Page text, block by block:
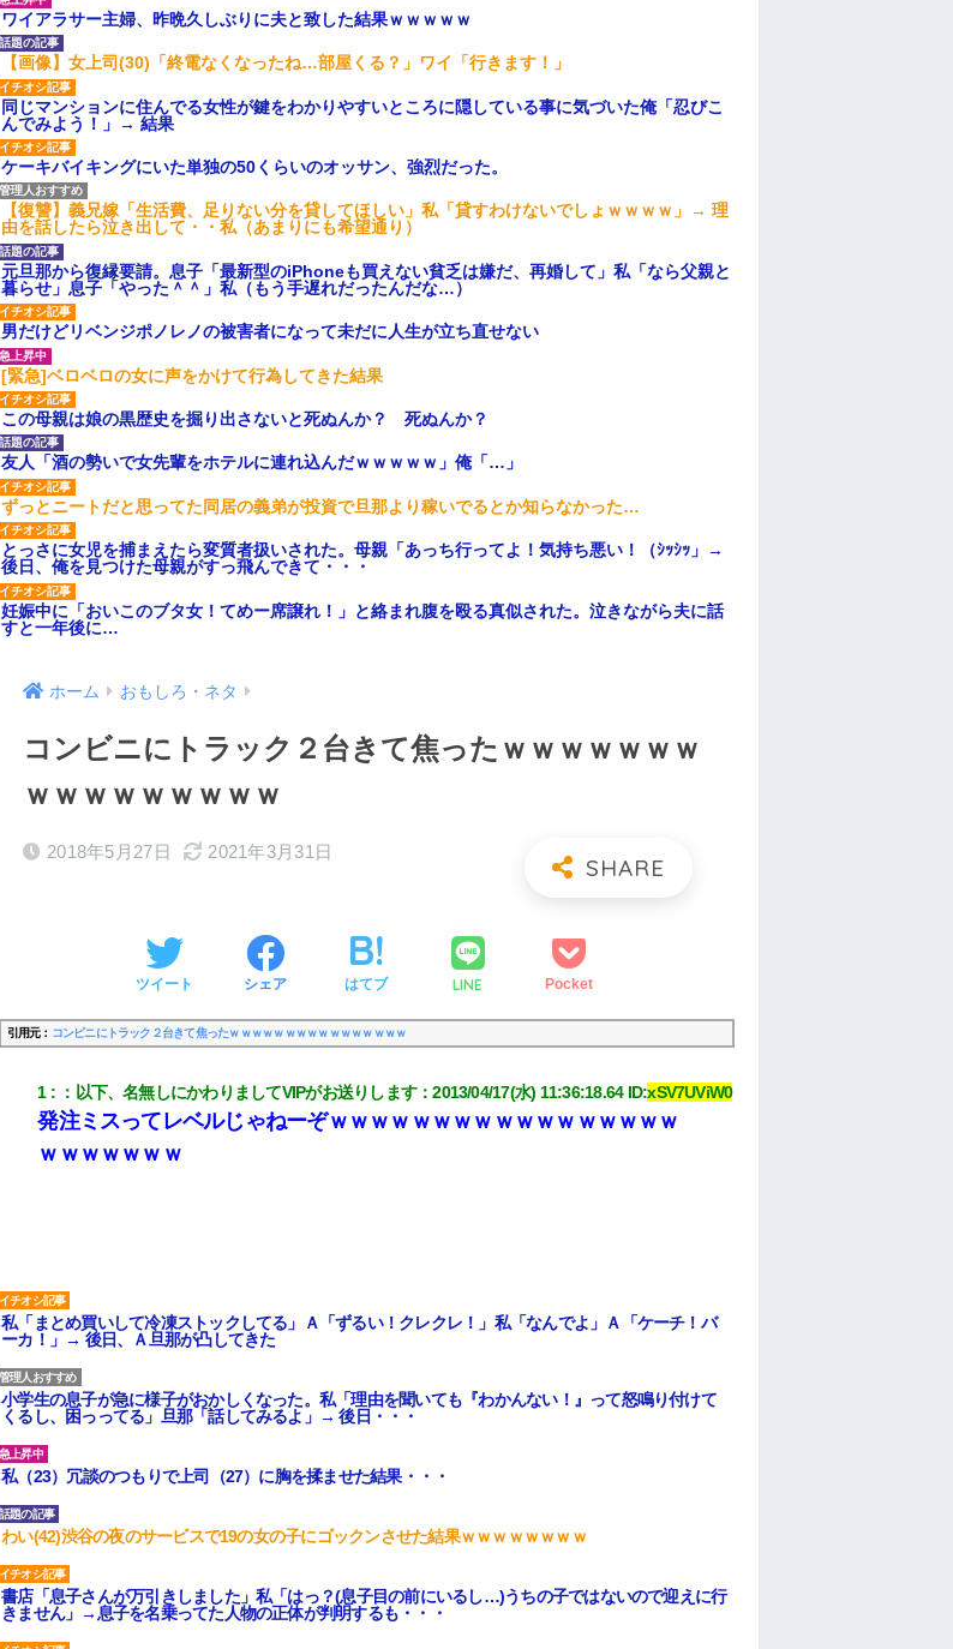
ワイアラサー主婦、昨晩久しぶりに夫と致した結果ｗｗｗｗｗ
【画像】女上司(30)「終電なくなったね…部屋くる？」ワイ「行きます！」
同じマンションに住んでる女性が鍵をわかりやすいところに隠している事に気づいた俺「忍びこ
んでみよう！」→ 結果
ケーキバイキングにいた単独の50くらいのオッサン、強烈だった。
【復讐】義兄嫁「生活費、足りない分を貸してほしい」私「貸すわけないでしょｗｗｗｗ」→ 理
由を話したら泣き出して・・私（あまりにも希望通り）
元旦那から復縁要請。息子「最新型のiPhoneも買えない貧乏は嫌だ、再婚して」私「なら父親と
暮らせ」息子「やった＾＾」私（もう手遅れだったんだな…）
男だけどリベンジポノレノの被害者になって未だに人生が立ち直せない
[緊急]ベロベロの女に声をかけて行為してきた結果
この母親は娘の黒歴史を掘り出さないと死ぬんか？ 死ぬんか？
友人「酒の勢いで女先輩をホテルに連れ込んだｗｗｗｗｗ」俺「…」
ずっとニートだと思ってた同居の義弟が投資で旦那より稼いでるとか知らなかった…
とっさに女児を捕まえたら変質者扱いされた。母親「あっち行ってよ！気持ち悪い！（ｼｯｼｯ」→
後日、俺を見つけた母親がすっ飛んできて・・・
妊娠中に「おいこのブタ女！てめー席譲れ！」と絡まれ腹を殴る真似された。泣きながら夫に話
すと一年後に…
ホーム おもしろ・ネタ
コンビニにトラック２台きて焦ったｗｗｗｗｗｗｗ
ｗｗｗｗｗｗｗｗｗ
2018年5月27日 2021年3月31日
ツイート シェア はてブ LINE Pocket
引用元： コンビニにトラック２台きて焦ったｗｗｗｗｗｗｗｗｗｗｗｗｗｗｗｗ
1 ： 以下、名無しにかわりましてVIPがお送りします：2013/04/17(水) 11:36:18.64 ID:xSV7UViW0
発注ミスってレベルじゃねーぞｗｗｗｗｗｗｗｗｗｗｗｗｗｗｗｗｗ
ｗｗｗｗｗｗｗ
私「まとめ買いして冷凍ストックしてる」Ａ「ずるい！クレクレ！」私「なんでよ」Ａ「ケーチ！バ
ーカ！」→ 後日、Ａ旦那が凸してきた
小学生の息子が急に様子がおかしくなった。私「理由を聞いても『わかんない！』って怒鳴り付けて
くるし、困っってる」旦那「話してみるよ」→ 後日・・・
私（23）冗談のつもりで上司（27）に胸を揉ませた結果・・・
わい(42)渋谷の夜のサービスで19の女の子にゴックンさせた結果ｗｗｗｗｗｗｗｗ
書店「息子さんが万引きしました」私「はっ？(息子目の前にいるし…)うちの子ではないので迎えに行
きません」→息子を名乗ってた人物の正体が判明するも・・・